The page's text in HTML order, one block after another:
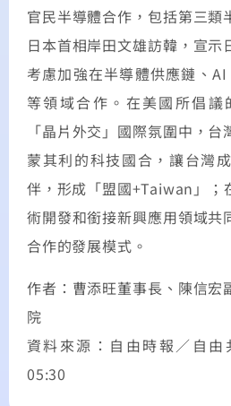
官民半導體合作，包括第三類
日本首相岸田文雄訪韓，宣示
考慮加強在半導體供應鏈、
等領域合作。在美國所倡議
「晶片外交」國際氛圍中，
蒙其利的科技國合，讓台灣
伴，形成「盟國+Taiwan」；
術開發和銜接新興應用領域共
合作的發展模式。
作者：曹添旺董事長、陳信宏
院
資料來源：自由時報／自
05:30